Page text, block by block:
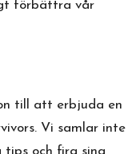
förbättra vår
till att erbjuda en
Vi samlar inte
tips och fira sina